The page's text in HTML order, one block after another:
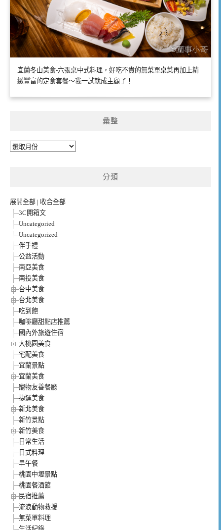
宜蘭冬山美食-六張桌中式料理，好吃不貴的無菜單桌菜再加上精
緻豐富的定食套餐～我一試就成主顧了！
彙整
彙
分類
展開全部 | 收合全部
3C開箱文
Uncategoried
Uncategorized
伴手禮
公益活動
南亞美食
南投美食
台中美食
台北美食
吃到飽
咖啡廳甜點店推薦
國內外旅遊住宿
大桃園美食
宅配美食
宜蘭景點
宜蘭美食
寵物友善餐廳
捷運美食
新北美食
新竹景點
新竹美食
日常生活
日式料理
早午餐
桃園中壢景點
桃園餐酒館
民宿推薦
流浪動物救援
無菜單料理